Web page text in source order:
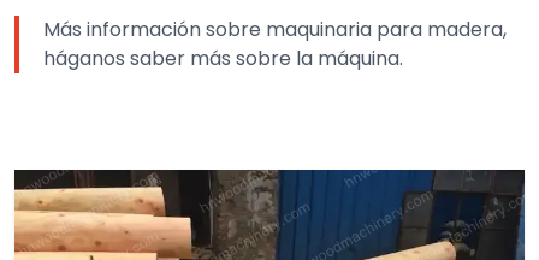
Más información sobre maquinaria para madera,
háganos saber más sobre la máquina.